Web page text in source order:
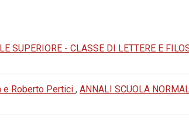
SUPERIORE - CLASSE DI LETTERE E
e Roberto Pertici , ANNALI SCUOLA